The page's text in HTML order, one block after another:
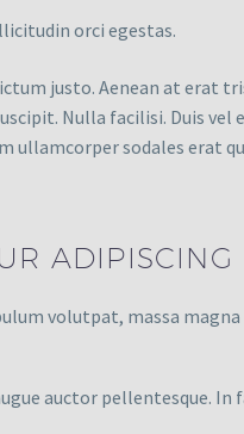
orci egestas.
justo. Aenean at erat
Nulla facilisi. Duis
ullamcorper sodales erat
ADIPISCING
volutpat, massa
auctor pellentesque.